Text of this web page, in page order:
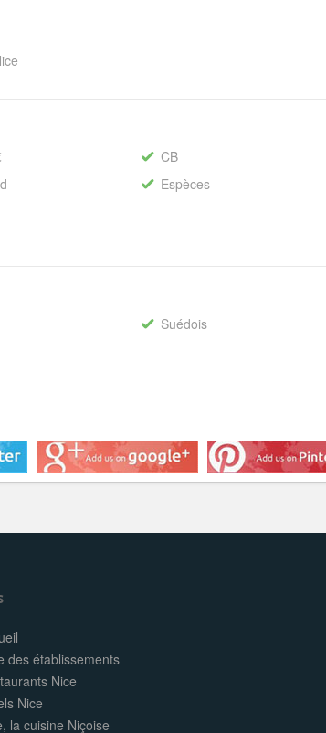
CB
Espèces
Suédois
des établissements
Nice
Nice
la cuisine Niçoise